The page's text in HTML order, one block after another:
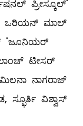
ಪ್ರೀಸ್ಕೂಲ್'
ಒರಿಯನ್‌ ಮಾಲ್‌
'ಜೂನಿಯರ್
ಟೀಸರ್‌
ನಾಗರಾಜ್‌
ಸ್ಫೂರ್ತಿ ವಿಶ್ವಾಸ್